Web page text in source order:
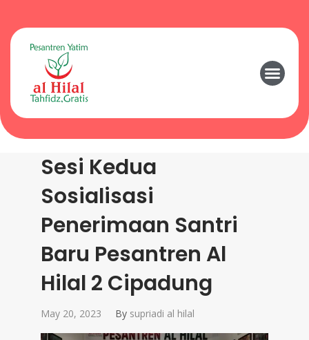
Sesi Kedua
Sosialisasi
Penerimaan Santri
Baru Pesantren Al
Hilal 2 Cipadung
May 20, 2023 By supriadi al hilal